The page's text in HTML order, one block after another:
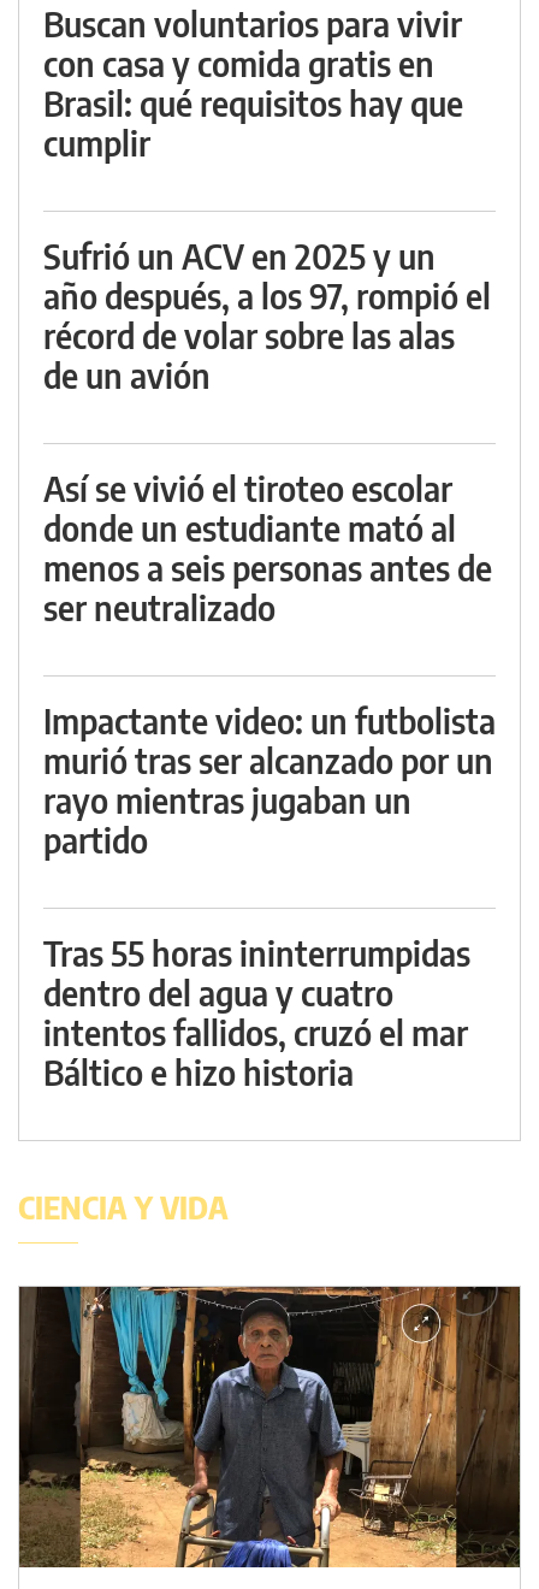
Buscan voluntarios para vivir
con casa y comida gratis en
Brasil: qué requisitos hay que
cumplir
Sufrió un ACV en 2025 y un
año después, a los 97, rompió el
récord de volar sobre las alas
de un avión
Así se vivió el tiroteo escolar
donde un estudiante mató al
menos a seis personas antes de
ser neutralizado
Impactante video: un futbolista
murió tras ser alcanzado por un
rayo mientras jugaban un
partido
Tras 55 horas ininterrumpidas
dentro del agua y cuatro
intentos fallidos, cruzó el mar
Báltico e hizo historia
CIENCIA Y VIDA